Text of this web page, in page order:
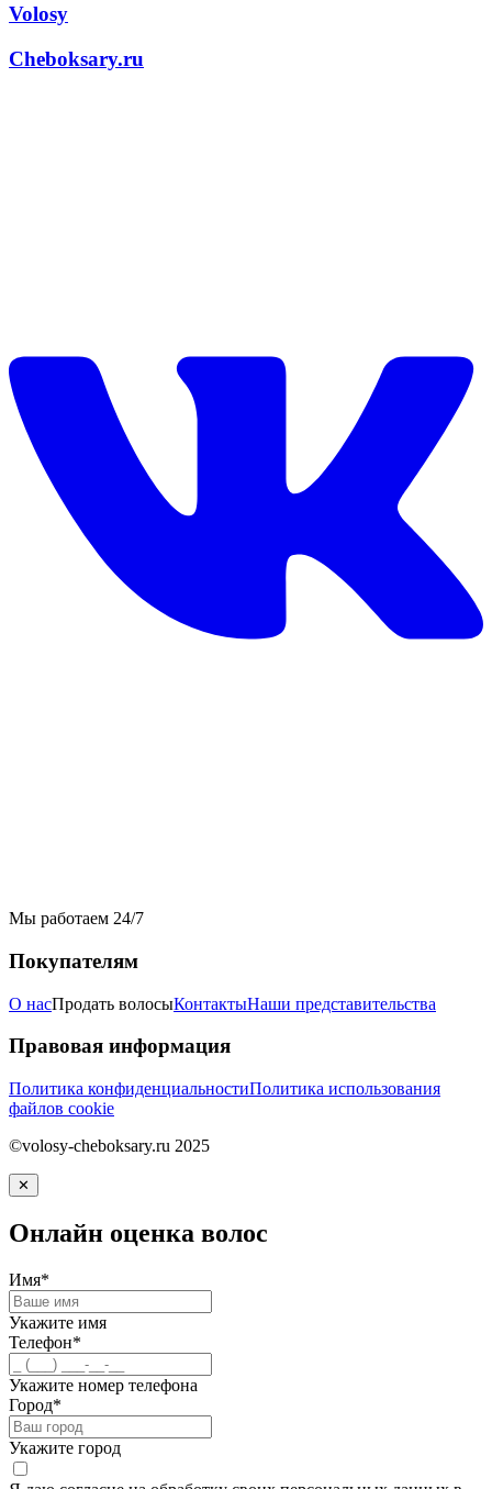
Volosy
Cheboksary.ru
Мы работаем 24/7
Покупателям
О насПродать волосыКонтактыНаши представительства
Правовая информация
Политика конфиденциальностиПолитика использования
файлов cookie
©volosy-cheboksary.ru 2025
✕
Онлайн оценка волос
Имя*
Укажите имя
Телефон*
Укажите номер телефона
Город*
Укажите город